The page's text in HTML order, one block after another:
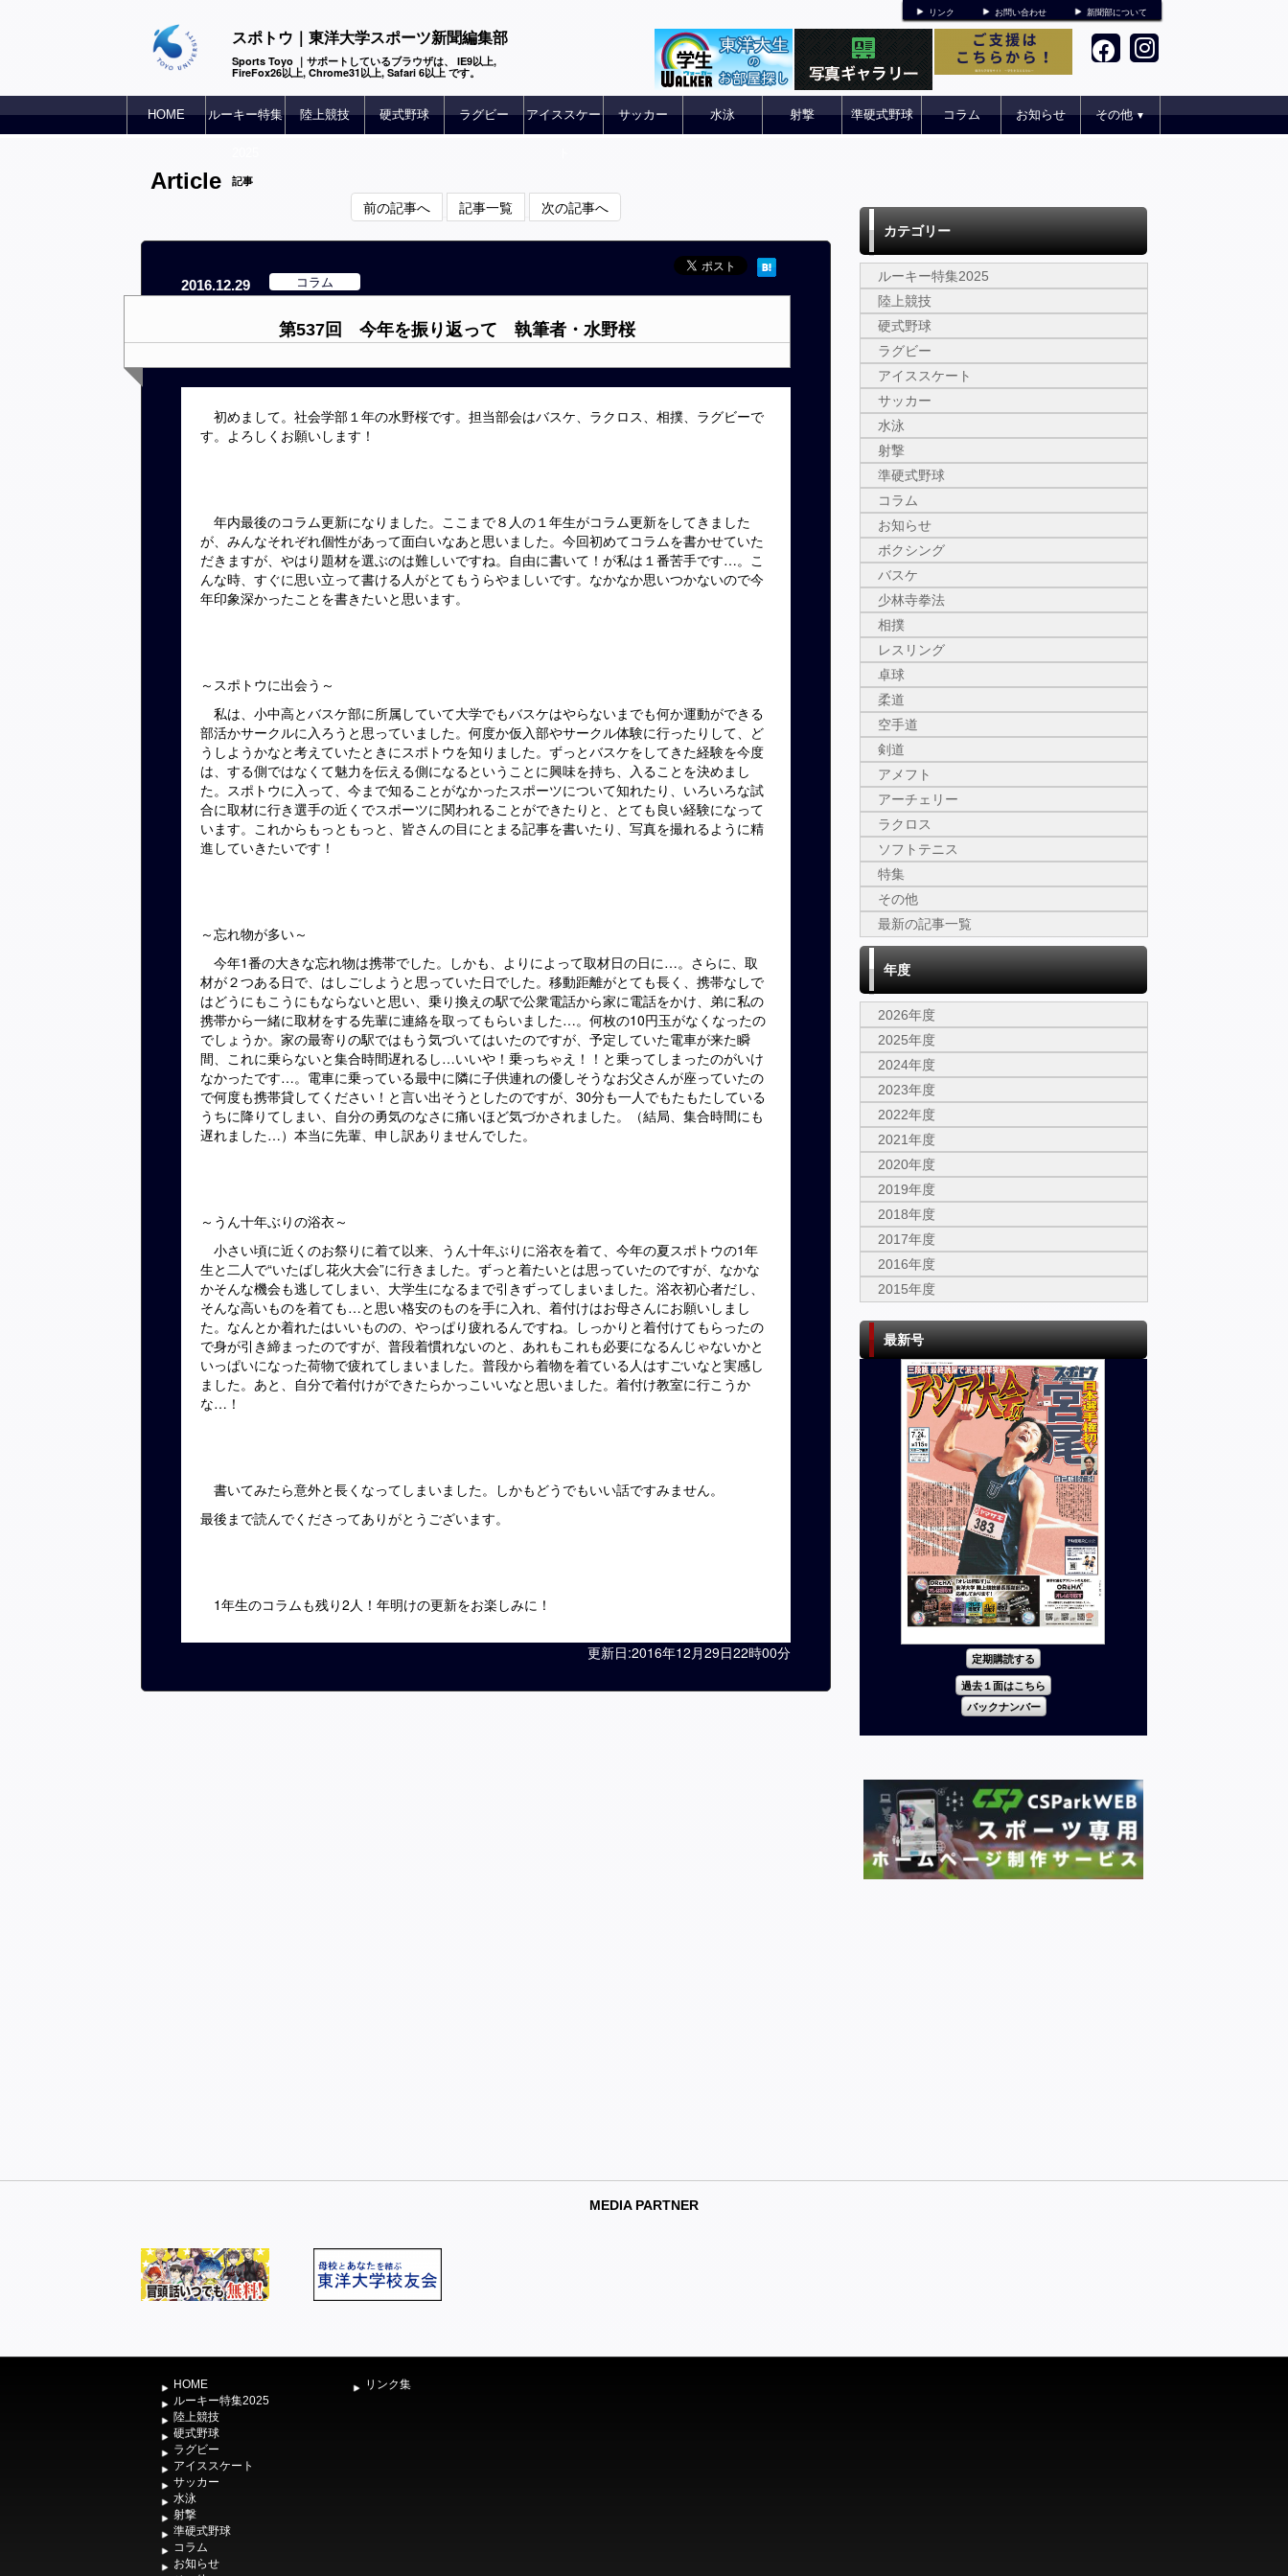
リンク お問い合わせ 新聞部について
スポトウ｜東洋大学スポーツ新聞編集部
Sports Toyo ｜サポートしているブラウザは、 IE9以上,
FireFox26以上, Chrome31以上, Safari 6以上 です。
HOME ルーキー特集 陸上競技 硬式野球 ラグビー アイススケー サッカー 水泳 射撃 準硬式野球 コラム お知らせ その他▼
Article 記事
前の記事へ 記事一覧 次の記事へ
2016.12.29 コラム
第537回 今年を振り返って 執筆者・水野桜
初めまして。社会学部１年の水野桜です。担当部会はバスケ、ラクロス、相撲、ラグビーで
す。よろしくお願いします！
年内最後のコラム更新になりました。ここまで８人の１年生がコラム更新をしてきました
が、みんなそれぞれ個性があって面白いなあと思いました。今回初めてコラムを書かせていた
だきますが、やはり題材を選ぶのは難しいですね。自由に書いて！が私は１番苦手です…。こ
んな時、すぐに思い立って書ける人がとてもうらやましいです。なかなか思いつかないので今
年印象深かったことを書きたいと思います。
～スポトウに出会う～
私は、小中高とバスケ部に所属していて大学でもバスケはやらないまでも何か運動ができる
部活かサークルに入ろうと思っていました。何度か仮入部やサークル体験に行ったりして、ど
うしようかなと考えていたときにスポトウを知りました。ずっとバスケをしてきた経験を今度
は、する側ではなくて魅力を伝える側になるということに興味を持ち、入ることを決めまし
た。スポトウに入って、今まで知ることがなかったスポーツについて知れたり、いろいろな試
合に取材に行き選手の近くでスポーツに関われることができたりと、とても良い経験になって
います。これからもっともっと、皆さんの目にとまる記事を書いたり、写真を撮れるように精
進していきたいです！
～忘れ物が多い～
今年1番の大きな忘れ物は携帯でした。しかも、よりによって取材日の日に…。さらに、取
材が２つある日で、はしごしようと思っていた日でした。移動距離がとても長く、携帯なしで
はどうにもこうにもならないと思い、乗り換えの駅で公衆電話から家に電話をかけ、弟に私の
携帯から一緒に取材をする先輩に連絡を取ってもらいました…。何枚の10円玉がなくなったの
でしょうか。家の最寄りの駅ではもう気づいてはいたのですが、予定していた電車が来た瞬
間、これに乗らないと集合時間遅れるし…いいや！乗っちゃえ！！と乗ってしまったのがいけ
なかったです…。電車に乗っている最中に隣に子供連れの優しそうなお父さんが座っていたの
で何度も携帯貸してください！と言い出そうとしたのですが、30分も一人でもたもたしている
うちに降りてしまい、自分の勇気のなさに痛いほど気づかされました。（結局、集合時間にも
遅れました…）本当に先輩、申し訳ありませんでした。
～うん十年ぶりの浴衣～
小さい頃に近くのお祭りに着て以来、うん十年ぶりに浴衣を着て、今年の夏スポトウの1年
生と二人で“いたばし花火大会”に行きました。ずっと着たいとは思っていたのですが、なかな
かそんな機会も逃してしまい、大学生になるまで引きずってしまいました。浴衣初心者だし、
そんな高いものを着ても…と思い格安のものを手に入れ、着付けはお母さんにお願いしまし
た。なんとか着れたはいいものの、やっぱり疲れるんですね。しっかりと着付けてもらったの
で身が引き締まったのですが、普段着慣れないのと、あれもこれも必要になるんじゃないかと
いっぱいになった荷物で疲れてしまいました。普段から着物を着ている人はすごいなと実感し
ました。あと、自分で着付けができたらかっこいいなと思いました。着付け教室に行こうか
な…！
書いてみたら意外と長くなってしまいました。しかもどうでもいい話ですみません。
最後まで読んでくださってありがとうございます。
1年生のコラムも残り2人！年明けの更新をお楽しみに！
更新日:2016年12月29日22時00分
カテゴリー
ルーキー特集2025
陸上競技
硬式野球
ラグビー
アイススケート
サッカー
水泳
射撃
準硬式野球
コラム
お知らせ
ボクシング
バスケ
少林寺拳法
相撲
レスリング
卓球
柔道
空手道
剣道
アメフト
アーチェリー
ラクロス
ソフトテニス
特集
その他
最新の記事一覧
年度
2026年度
2025年度
2024年度
2023年度
2022年度
2021年度
2020年度
2019年度
2018年度
2017年度
2016年度
2015年度
最新号
定期購読する
過去１面はこちら
バックナンバー
MEDIA PARTNER
HOME
ルーキー特集2025
陸上競技
硬式野球
ラグビー
アイススケート
サッカー
水泳
射撃
準硬式野球
コラム
お知らせ
リンク集